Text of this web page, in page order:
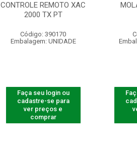
CONTROLE REMOTO XAC
2000 TX PT
Código: 390170
Embalagem: UNIDADE
Faça seu login ou
cadastre-se para
ver preços e
comprar